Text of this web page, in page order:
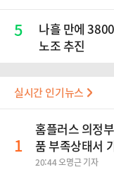
5
나흘 만에
노조 추진
실시간 인기뉴스
1
홈플러스 의정
품 부족상태서
중
20:44 오명근 기자